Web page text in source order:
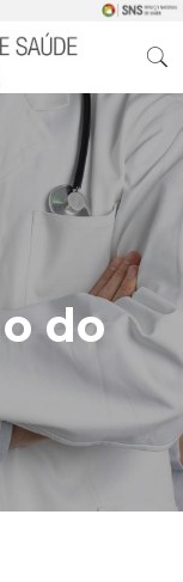
do